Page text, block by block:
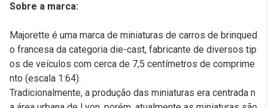
Sobre a marca:
Majorette é uma marca de miniaturas de carros de brinqued
o francesa da categoria die-cast, fabricante de diversos tip
os de veículos com cerca de 7,5 centímetros de comprime
nto (escala 1:64).
Tradicionalmente, a produção das miniaturas era centrada n